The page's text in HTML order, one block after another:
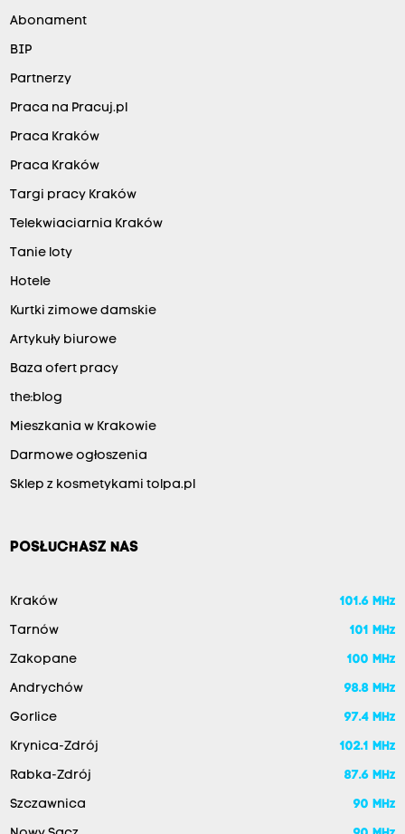
Abonament
BIP
Partnerzy
Praca na Pracuj.pl
Praca Kraków
Praca Kraków
Targi pracy Kraków
Telekwiaciarnia Kraków
Tanie loty
Hotele
Kurtki zimowe damskie
Artykuły biurowe
Baza ofert pracy
the:blog
Mieszkania w Krakowie
Darmowe ogłoszenia
Sklep z kosmetykami tolpa.pl
POSŁUCHASZ NAS
Kraków 101.6 MHz
Tarnów 101 MHz
Zakopane 100 MHz
Andrychów 98.8 MHz
Gorlice 97.4 MHz
Krynica-Zdrój 102.1 MHz
Rabka-Zdrój 87.6 MHz
Szczawnica 90 MHz